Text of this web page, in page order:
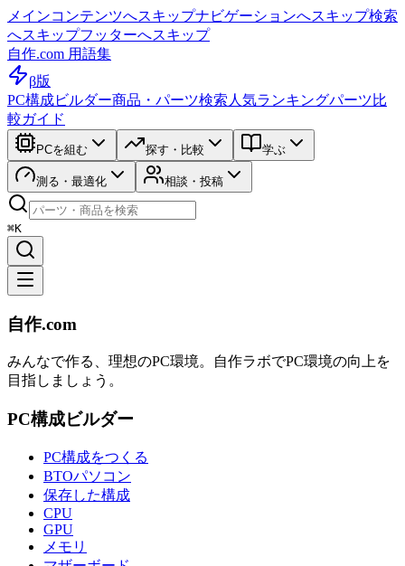
メインコンテンツへスキップナビゲーションへスキップ検索
へスキップフッターへスキップ
自作.com 用語集
β版
PC構成ビルダー商品・パーツ検索 人気ランキングパーツ比
較ガイド
PCを組む 探す・比較 学ぶ
測る・最適化 相談・投稿
⌘K
自作.com
みんなで作る、理想のPC環境。 自作ラボでPC環境の向上を
目指しましょう。
PC構成ビルダー
PC構成をつくる
BTOパソコン
保存した構成
CPU
GPU
メモリ